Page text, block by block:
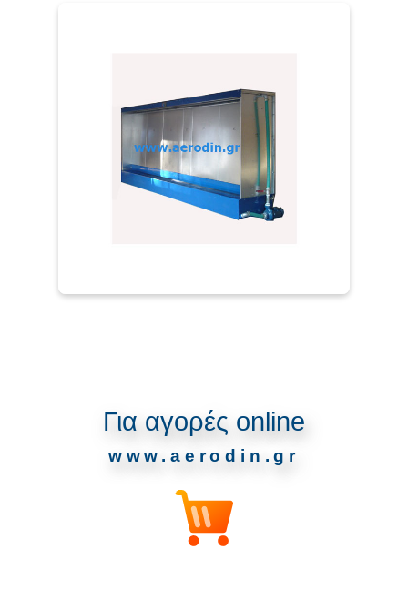
Για αγορές online
www.aerodin.gr